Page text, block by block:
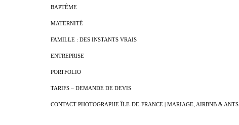
BAPTÊME
MATERNITÉ
FAMILLE : DES INSTANTS VRAIS
ENTREPRISE
PORTFOLIO
TARIFS – DEMANDE DE DEVIS
CONTACT PHOTOGRAPHE ÎLE-DE-FRANCE | MARIAGE, AIRBNB & ANTS